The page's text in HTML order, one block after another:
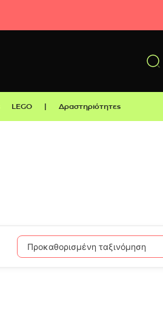
LEGO | Δραστηριότητες